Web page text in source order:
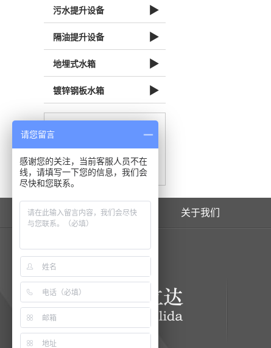
污水提升设备 ▶
隔油提升设备 ▶
地埋式水箱 ▶
镀锌钢板水箱 ▶
联系方式：
立即咨询我们
网站首页 关于我们
请您留言
感谢您的关注，当前客服人员不在
线，请填写一下您的信息，我们会
尽快和您联系。